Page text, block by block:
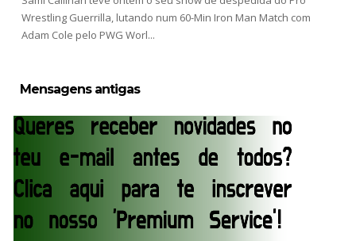
Wrestling Guerrilla, lutando num 60-Min Iron Man Match com
Adam Cole pelo PWG Worl...
Mensagens antigas